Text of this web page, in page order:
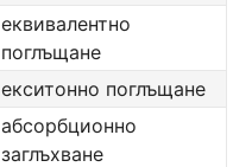
еквивалентно
поглъщане
екситонно поглъщане
абсорбционно
заглъхване